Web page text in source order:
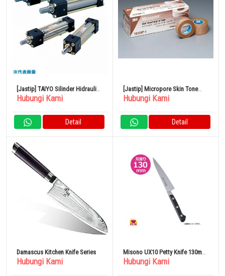
[Jastip] TAIYO Silinder Hidraulik
Kinerja Tinggi
Hubungi Kami
Detail
[Jastip] Micropore Skin Tone
Surgical Tape
Hubungi Kami
Detail
Damascus Kitchen Knife Series
Hubungi Kami
Misono UX10 Petty Knife 130mm
No.732
Hubungi Kami